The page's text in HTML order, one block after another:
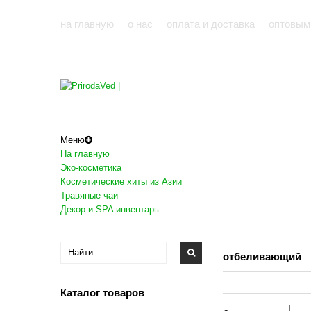
на главную о нас оплата и доставка
Меню
На главную
Эко-косметика
Косметические хиты из Азии
Травяные чаи
Декор и SPA инвентарь
отбеливающий
Каталог товаров